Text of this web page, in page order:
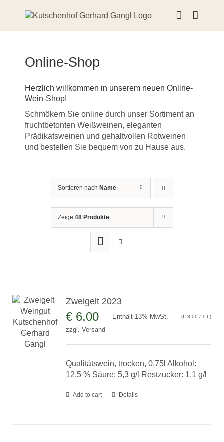
Online-Shop
Herzlich willkommen in unserem neuen Online-
Wein-Shop!
Schmökern Sie online durch unser Sortiment an
fruchtbetonten Weißweinen, eleganten
Prädikatsweinen und gehaltvollen Rotweinen
und bestellen Sie bequem von zu Hause aus.
Sortieren nach Name
Zeige 48 Produkte
Zweigelt 2023
€ 6,00 Enthält 13% MwSt. (€8,00/ 1 L)
zzgl.Versand
Qualitätswein, trocken, 0,75l Alkohol:
12,5 % Säure: 5,3 g/l Restzucker: 1,1 g/l
Add to cart Details